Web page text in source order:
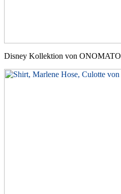
Disney Kollektion von ONOMATO